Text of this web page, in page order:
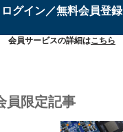
ログイン／無料会員登録
会員サービスの詳細はこちら
員限定記事